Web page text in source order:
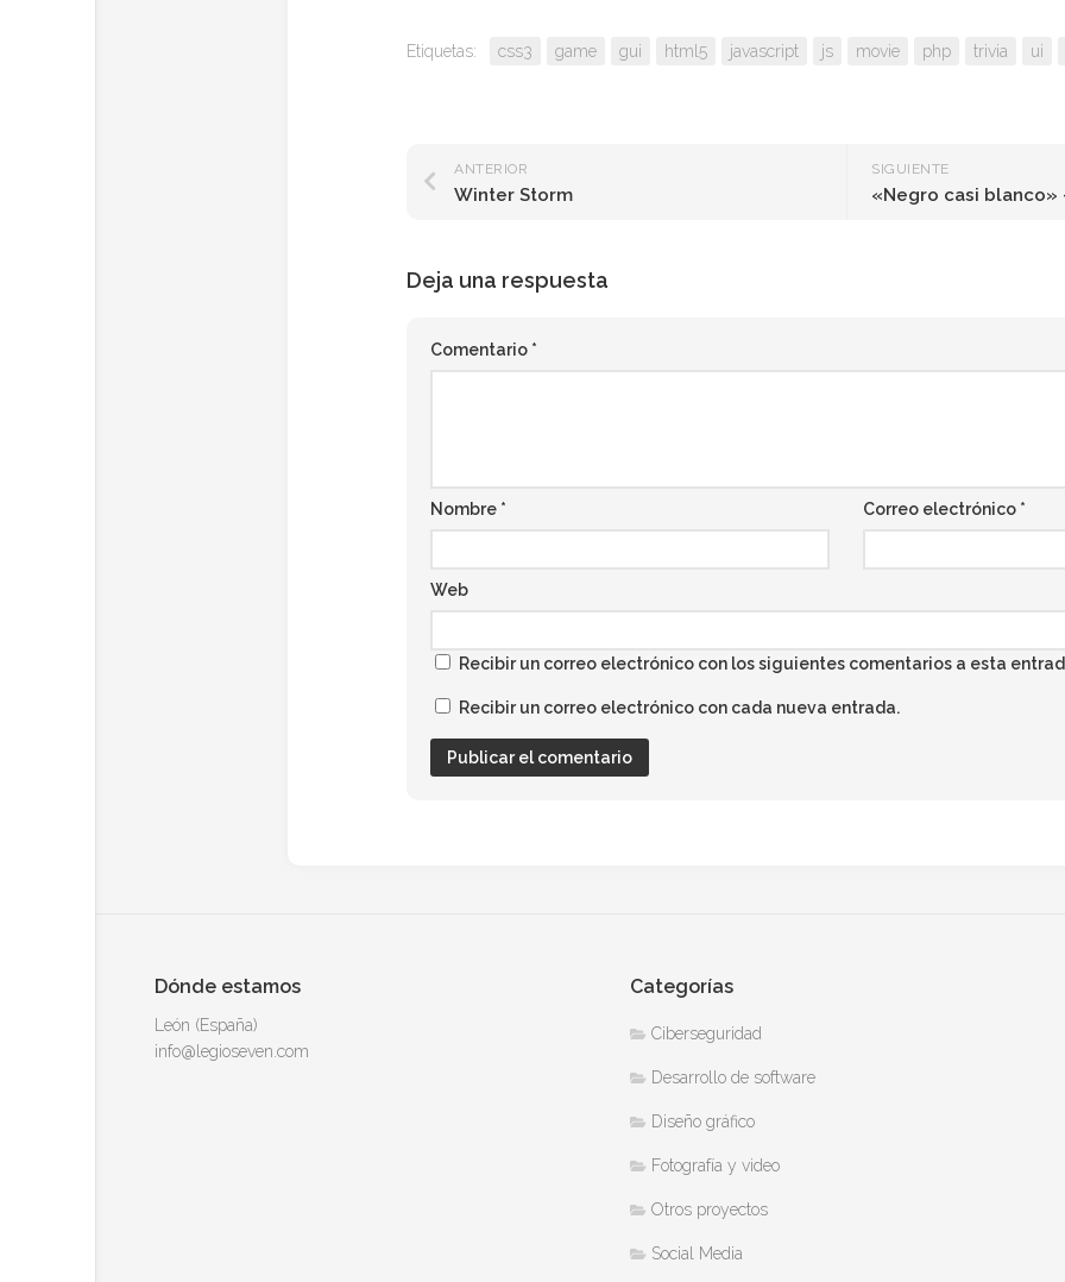
Etiquetas: css3 game gui html5 javascript js movie php trivia ui
SIGUIENTE
ANTERIOR
Winter Storm
Deja una respuesta
Comentario *
Nombre * Correo electrónico *
Web
Recibir un correo electrónico con los siguientes comentarios a esta
Recibir un correo electrónico con cada nueva entrada.
Dónde estamos
León (España)
info@legioseven.com
Categorías
Ciberseguridad
Desarrollo de software
Diseño gráfico
Fotografía y video
Otros proyectos
Social Media